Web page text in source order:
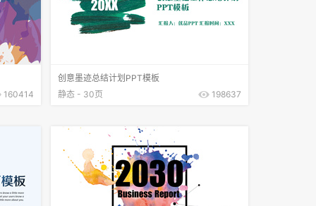
160414
创意墨迹总结计划PPT模板
静态 - 30页
198637